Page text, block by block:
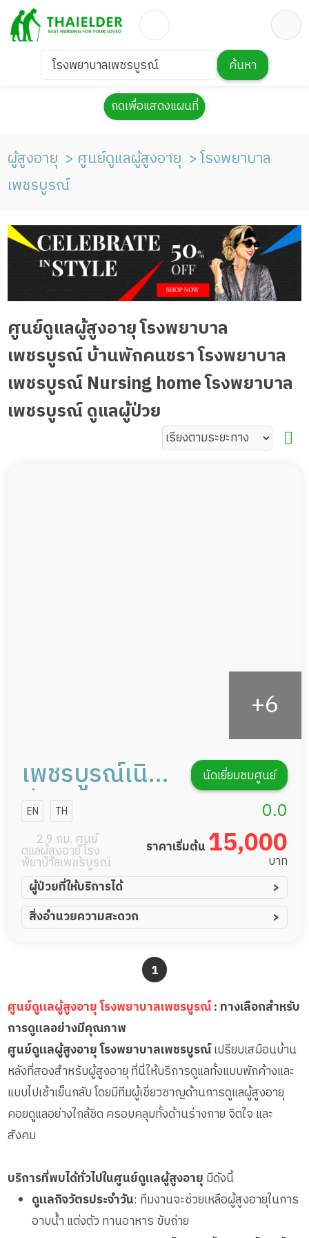
โรงพยาบาลเพชรบูรณ์ ค้นหา
กดเพื่อแสดงแผนที่
ผู้สูงอายุ ศูนย์ดูแลผู้สูงอายุ
โรงพยาบาล
เพชรบูรณ์
ศูนย์ดูแลผู้สูงอายุ โรงพยาบาล
เพชรบูรณ์ บ้านพักคนชรา โรงพยาบาล
เพชรบูรณ์ Nursing home โรงพยาบาล
เพชรบูรณ์ ดูแลผู้ป่วย
นัดเยี่ยมชมศูนย์
เพชรบูรณ์เนิร์ส
ซิ่งแคร์
EN TH 0.0
2.9 กม. ศูนย์
ดูแลผู้สูงอายุ โรง
พยาบาลเพชรบูรณ์
ราคาเริ่มต้น 15,000
บาท
ผู้ป่วยที่ให้บริการได้
ผู้ป่วยอัมพาต อัมพฤกษ์
ผู้ป่วยอัลไซเมอร์
ผู้ป่วยที่มาพักฟื้นทำแผลกดทับ
ผู้ป่วยพักฟื้นหลังผ่าตัด
สิ่งอำนวยความสะดวก
แพทย์เฉพาะทาง
อาหารตามโภชนาการ
ดูแลความสะอาด ซักผ้า
กายภาพบำบัด
กิจกรรมนันทนาการ
รายงานข้อมูลสุขภาพ
1
ศูนย์ดูแลผู้สูงอายุ โรงพยาบาลเพชรบูรณ์: ทางเลือกสำหรับ
การดูแลอย่างมีคุณภาพ
ศูนย์ดูแลผู้สูงอายุ โรงพยาบาลเพชรบูรณ์เปรียบเสมือนบ้าน
หลังที่สองสำหรับผู้สูงอายุ ที่นี่ให้บริการดูแลทั้งแบบพักค้างและ
แบบไปเช้าเย็นกลับ โดยมีทีมผู้เชี่ยวชาญด้านการดูแลผู้สูงอายุ
คอยดูแลอย่างใกล้ชิด ครอบคลุมทั้งด้านร่างกาย จิตใจ และ
สังคม
บริการที่พบได้ทั่วไปในศูนย์ดูแลผู้สูงอายุ มีดังนี้
ดูแลกิจวัตรประจำวัน: ทีมงานจะช่วยเหลือผู้สูงอายุในการ
อาบน้ำ แต่งตัว ทานอาหาร ขับถ่าย